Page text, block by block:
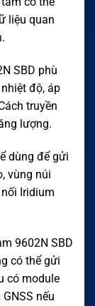
liệu quan
SBD phù
độ, áp
truyền
lượng.
dùng để gửi
vùng núi
Iridium
9602N SBD
có thể gửi
có module
nếu